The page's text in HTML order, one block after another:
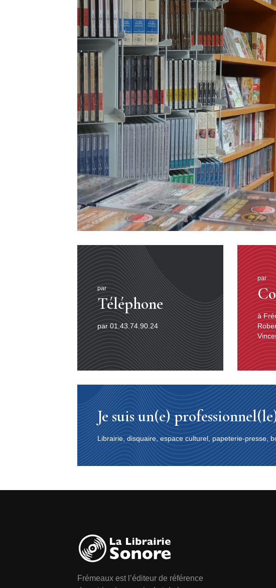
par
Téléphone
par 01.43.74.90.24
par
à
Je suis un(e)
Librairie, disquaire, espace culturel, papeterie-presse,
Frémeaux est l’éditeur de référence